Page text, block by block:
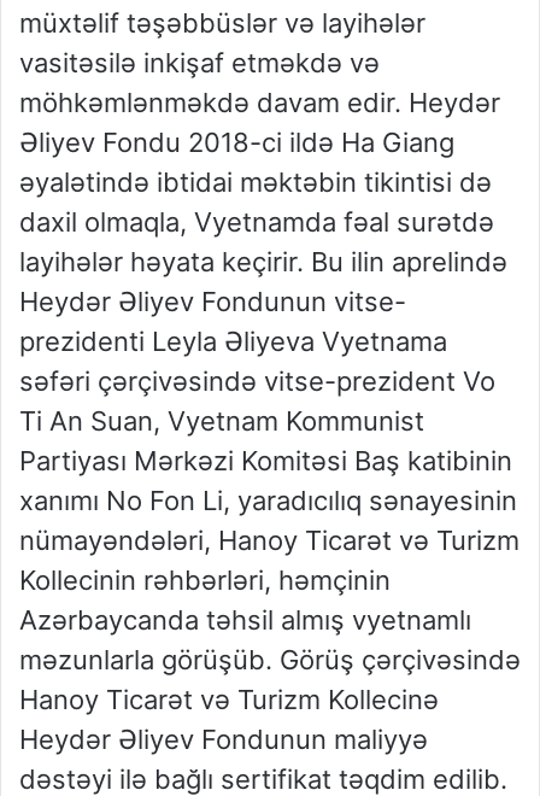
müxtəlif təşəbbüslər və layihələr
vasitəsilə inkişaf etməkdə və
möhkəmlənməkdə davam edir. Heydər
Əliyev Fondu 2018-ci ildə Ha Giang
əyalətində ibtidai məktəbin tikintisi də
daxil olmaqla, Vyetnamda fəal surətdə
layihələr həyata keçirir. Bu ilin aprelində
Heydər Əliyev Fondunun vitse-
prezidenti Leyla Əliyeva Vyetnama
səfəri çərçivəsində vitse-prezident Vo
Ti An Suan, Vyetnam Kommunist
Partiyası Mərkəzi Komitəsi Baş katibinin
xanımı No Fon Li, yaradıcılıq sənayesinin
nümayəndələri, Hanoy Ticarət və Turizm
Kollecinin rəhbərləri, həmçinin
Azərbaycanda təhsil almış vyetnamlı
məzunlarla görüşüb. Görüş çərçivəsində
Hanoy Ticarət və Turizm Kollecinə
Heydər Əliyev Fondunun maliyyə
dəstəyi ilə bağlı sertifikat təqdim edilib.